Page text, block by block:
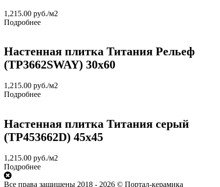
1,215.00 руб./м2
Подробнее
Настенная плитка Титания Рельеф
(TP3662SWAY) 30х60
1,215.00 руб./м2
Подробнее
Настенная плитка Титания серый
(TP453662D) 45х45
1,215.00 руб./м2
Подробнее
Все права защищены 2018 - 2026 © Портал-керамика